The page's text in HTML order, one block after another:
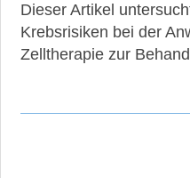
Dieser Artikel
Krebsrisiken bei der
Zelltherapie zur